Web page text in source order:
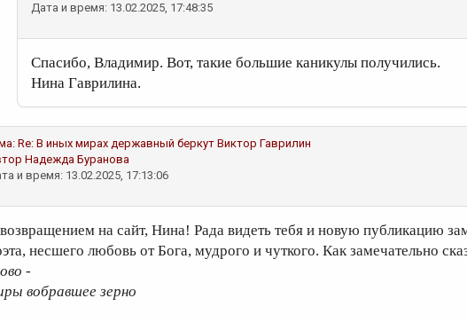
Дата и время: 13.02.2025, 17:48:35
Спасибо, Владимир. Вот, такие большие каникулы получились.
Нина Гаврилина.
Re: В иных мирах державный беркут Виктор Гаврилин
Надежда Буранова
и время: 13.02.2025, 17:13:06
на сайт, Нина! Рада видеть тебя и новую публикацию
несшего любовь от Бога, мудрого и чуткого. Как замечательно
-
вобравшее зерно